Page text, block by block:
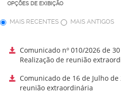
OPÇÕES DE EXIBIÇÃO
MAIS RECENTES MAIS ANTIGOS
Comunicado nº 010/2026 de
Realização de reunião
Comunicado de 16 de Julho
reunião extraordinária